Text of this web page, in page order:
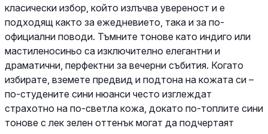
класически избор, който излъчва увереност и е
подходящ както за ежедневието, така и за по-
официални поводи. Тъмните тонове като индиго или
мастиленосиньо са изключително елегантни и
драматични, перфектни за вечерни събития. Когато
избирате, вземете предвид и подтона на кожата си –
по-студените сини нюанси често изглеждат
страхотно на по-светла кожа, докато по-топлите сини
тонове с лек зелен оттенък могат да подчертаят